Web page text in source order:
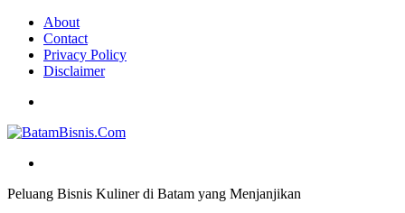
About
Contact
Privacy Policy
Disclaimer
Peluang Bisnis Kuliner di Batam yang Menjanjikan